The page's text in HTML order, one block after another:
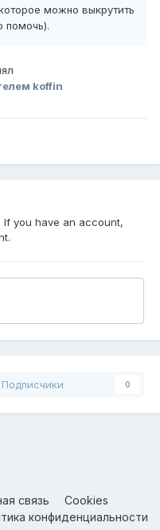
можно выкрутить
помочь).
koffin
If you have an account,
Подписчики 0
связь
Cookies
конфиденциальности